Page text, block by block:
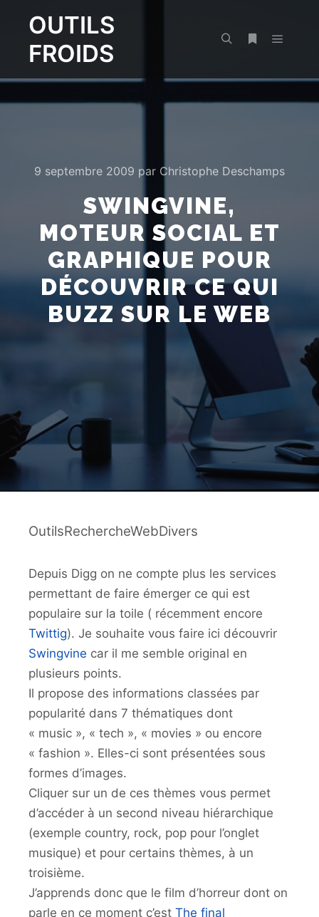
OUTILS
FROIDS
9 septembre 2009 par Christophe Deschamps
SWINGVINE,
MOTEUR SOCIAL ET
GRAPHIQUE POUR
DÉCOUVRIR CE QUI
BUZZ SUR LE WEB
OutilsRechercheWebDivers
Depuis Digg on ne compte plus les services
permettant de faire émerger ce qui est
populaire sur la toile ( récemment encore
Twittig). Je souhaite vous faire ici découvrir
Swingvine car il me semble original en
plusieurs points.
Il propose des informations classées par
popularité dans 7 thématiques dont
« music », « tech », « movies » ou encore
« fashion ». Elles-ci sont présentées sous
formes d’images.
Cliquer sur un de ces thèmes vous permet
d’accéder à un second niveau hiérarchique
(exemple country, rock, pop pour l’onglet
musique) et pour certains thèmes, à un
troisième.
J’apprends donc que le film d’horreur dont on
parle en ce moment c’est The final